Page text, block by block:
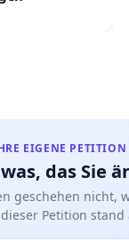
EIGENE PETITION
das Sie
geschehen nicht,
Petition